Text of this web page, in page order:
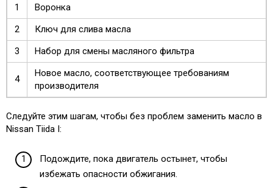
1
Воронка
2
Ключ для слива масла
3
Набор для смены масляного фильтра
4
Новое масло, соответствующее требованиям
производителя
Следуйте этим шагам, чтобы без проблем заменить масло в
Nissan Tiida I:
Подождите, пока двигатель остынет, чтобы
избежать опасности обжигания.